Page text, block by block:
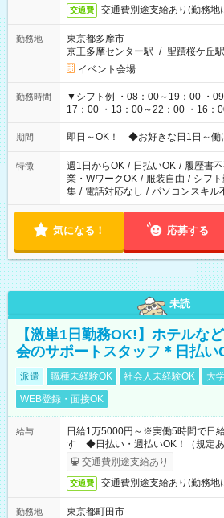
交通費 交通費別途支給あり(勤務地
勤務地
東京都多摩市
京王多摩センター駅 / 聖蹟桜ケ丘駅
イベント会場
勤務時間
▼シフト例 ・08：00～19：00 ・
17：00 ・13：00～22：00 ・16：00～21：00
仕事により勤務時間が異なります
期間 即日～OK！ ◆お好きな日1日～
特徴 週1日からOK / 日払いOK / 履歴書
業・WワークOK / 服装自由 / シフ
集 / 電話対応なし / パソコンスキル
気になる！ 応募する
未読
【激単1日勤務OK!】ホテルな
会のサポートスタッフ＊日払い
派遣 職種未経験OK 社会人未経験OK 大
WEB登録・面接OK
給与
日給1万5000円～※実働5時間で日
す ◆日払い・週払いOK！（規定
も異なります
交通費別途支給あり
交通費 交通費別途支給あり(勤務地
勤務地
東京都町田市